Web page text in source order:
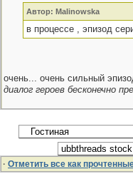
Автор: Malinowska
в процессе , эпизод
очень... очень сильный
диалог героев бесконечно
· Отметить все как